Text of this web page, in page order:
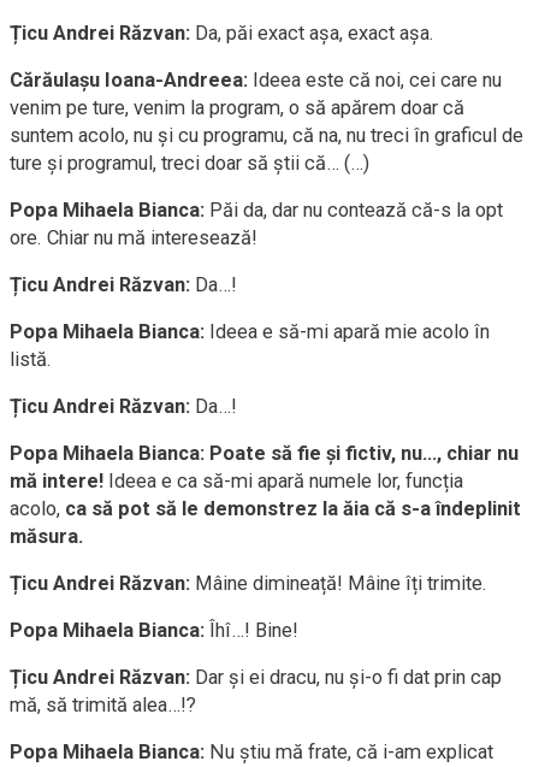
Țicu Andrei Răzvan: Da, păi exact așa, exact așa.
Cărăulașu Ioana-Andreea: Ideea este că noi, cei care nu
venim pe ture, venim la program, o să apărem doar că
suntem acolo, nu și cu programu, că na, nu treci în graficul de
ture și programul, treci doar să știi că… (…)
Popa Mihaela Bianca: Păi da, dar nu contează că-s la opt
ore. Chiar nu mă interesează!
Țicu Andrei Răzvan: Da…!
Popa Mihaela Bianca: Ideea e să-mi apară mie acolo în
listă.
Țicu Andrei Răzvan: Da…!
Popa Mihaela Bianca: Poate să fie și fictiv, nu…, chiar nu
mă intere! Ideea e ca să-mi apară numele lor, funcția
acolo, ca să pot să le demonstrez la ăia că s-a îndeplinit
măsura.
Țicu Andrei Răzvan: Mâine dimineață! Mâine îți trimite.
Popa Mihaela Bianca: Îhî…! Bine!
Țicu Andrei Răzvan: Dar și ei dracu, nu și-o fi dat prin cap
mă, să trimită alea…!?
Popa Mihaela Bianca: Nu știu mă frate, că i-am explicat